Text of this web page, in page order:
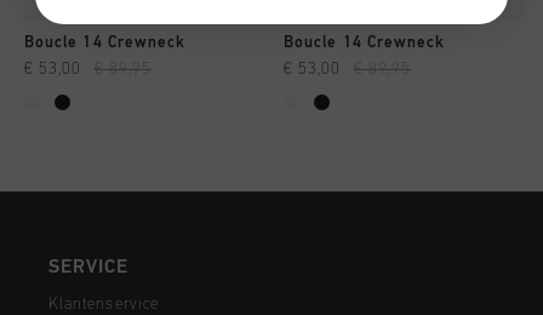
Boucle 14 Crewneck
€ 53,00 € 89,95
Boucle 14 Crewneck
€ 53,00 € 89,95
SERVICE
Klantenservice